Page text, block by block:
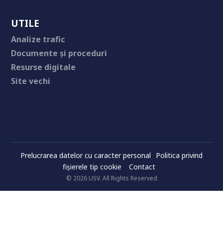
UTILE
Analize trafic
Documente și proceduri
Resurse digitale
Site vechi
Prelucrarea datelor cu caracter personal
Politica privind
fișierele tip cookie
Contact
© 2026 USV. All Rights Reserved